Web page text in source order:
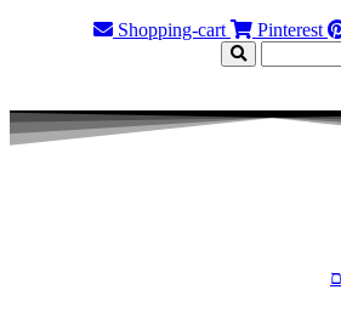
Shopping-cart
Pinterest